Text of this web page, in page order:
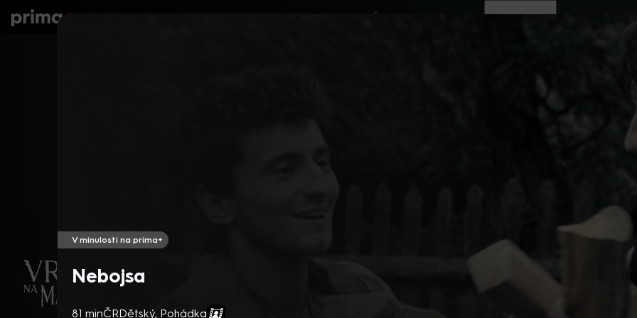
Živě Operátoři
V minulosti na prima+
Nebojsa
81 minČRDětský, Pohádka
prima+